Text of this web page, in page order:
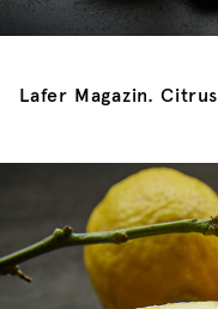
Lafer Magazin. Citrus